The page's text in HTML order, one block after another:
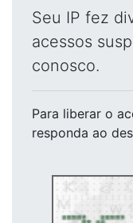
Seu IP fez
acessos
conosco.
Para liberar o
responda ao